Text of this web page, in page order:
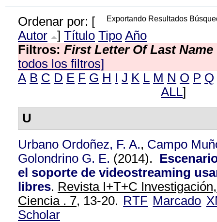
Exportando Resultados
Ordenar por: [
Autor
] Título Tipo Año
Filtros: First Letter Of Last Name
todos los filtros]
A B C D E F G H I J K L M N O P Q
ALL]
U
Urbano Ordoñez, F. A., Campo
Golondrino G. E. (2014).
el soporte de videostreaming
libres. Revista I+T+C
Ciencia . 7, 13-20. RTF Marcado
Scholar